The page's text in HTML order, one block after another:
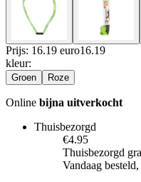
Prijs: 16.19 euro16.19
kleur:
Groen Roze
Online bijna uitverkocht
Thuisbezorgd
€4.95
Thuisbezorgd
Vandaag